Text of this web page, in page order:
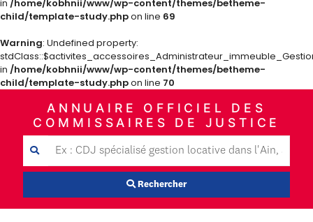
in /home/kobhnii/www/wp-content/themes/betheme-
child/template-study.phpon line 69
Warning: Undefined property:
in /home/kobhnii/www/wp-content/themes/betheme-
child/template-study.phpon line 70
ANNUAIRE OFFICIEL DES
COMMISSAIRES DE JUSTICE
Rechercher